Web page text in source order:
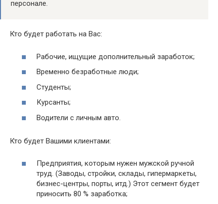
персонале.
Кто будет работать на Вас:
Рабочие, ищущие дополнительный заработок;
Временно безработные люди;
Студенты;
Курсанты;
Водители с личным авто.
Кто будет Вашими клиентами:
Предприятия, которым нужен мужской ручной
труд. (Заводы, стройки, склады, гипермаркеты,
бизнес-центры, порты, итд.) Этот сегмент будет
приносить 80 % заработка;